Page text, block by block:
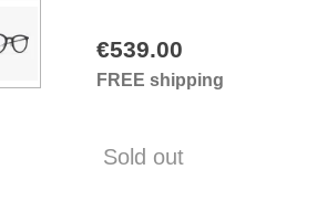
€539.00
FREE shipping
Sold out